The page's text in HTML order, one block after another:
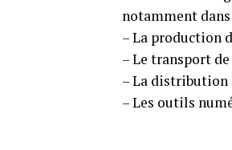
notamment dans
– La production
– Le transport
– La distribution
– Les outils